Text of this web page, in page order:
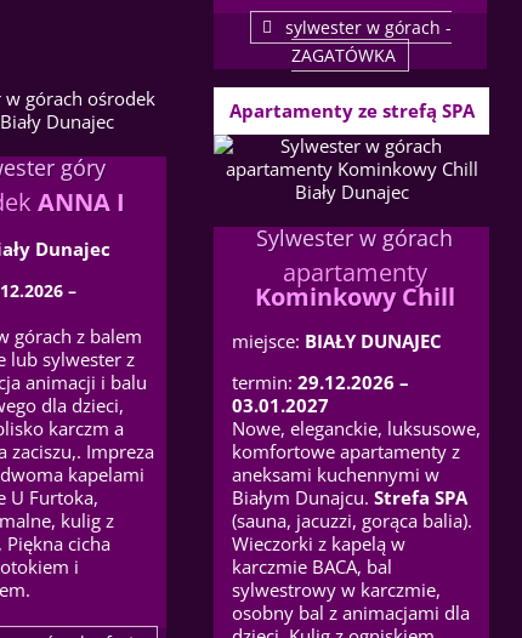
sylwester w górach -
ZAGATÓWKA
góry
ANNA I
Dunajec
–
górach z balem
lub sylwester z
animacji i balu
dla dzieci,
karczm a
zaciszu,. Impreza
kapelami
U Furtoka,
kulig z
cicha
i
Apartamenty ze strefą SPA
Sylwester w górach
apartamenty
Kominkowy Chill
miejsce: BIAŁY DUNAJEC
termin: 29.12.2026 –
03.01.2027
Nowe, eleganckie, luksusowe,
komfortowe apartamenty z
aneksami kuchennymi w
Białym Dunajcu. Strefa SPA
(sauna, jacuzzi, gorąca balia).
Wieczorki z kapelą w
karczmie BACA, bal
sylwestrowy w karczmie,
osobny bal z animacjami dla